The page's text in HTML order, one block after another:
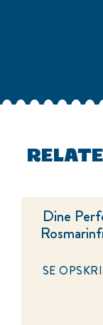
Dine
SE